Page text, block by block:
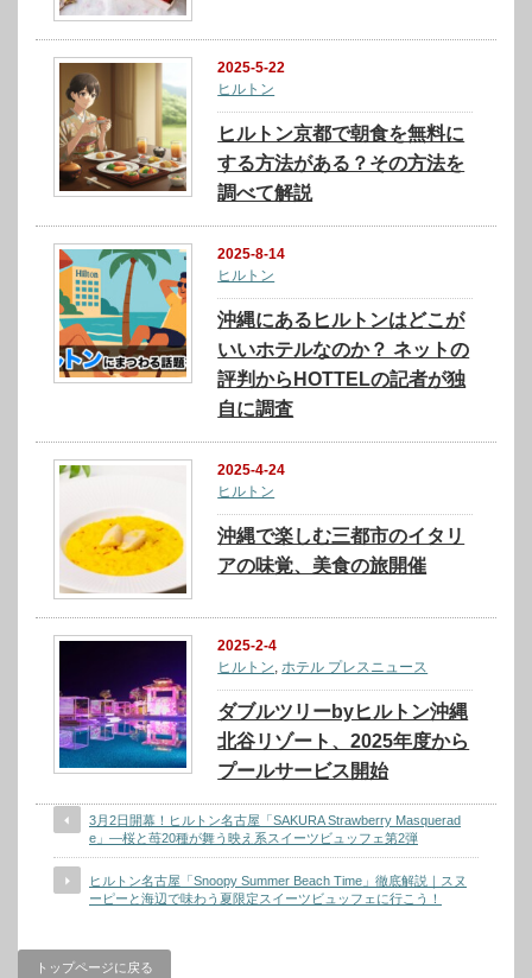
2025-5-22
ヒルトン
ヒルトン京都で朝食を無料に
する方法がある？その方法を
調べて解説
2025-8-14
ヒルトン
沖縄にあるヒルトンはどこが
いいホテルなのか？ ネットの
評判からHOTTELの記者が独
自に調査
2025-4-24
ヒルトン
沖縄で楽しむ三都市のイタリ
アの味覚、美食の旅開催
2025-2-4
ヒルトン ホテル プレスニュース
ダブルツリーbyヒルトン沖縄
北谷リゾート、2025年度から
プールサービス開始
3月2日開幕！ヒルトン名古屋「SAKURA Strawberry Masquerad
e」―桜と苺20種が舞う映え系スイーツビュッフェ第2弾
ヒルトン名古屋「Snoopy Summer Beach Time」徹底解説｜スヌ
ーピーと海辺で味わう夏限定スイーツビュッフェに行こう！
トップページに戻る